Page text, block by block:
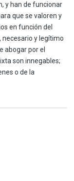
y han de funcionar
que se valoren y
en función del
necesario y legítimo
abogar por el
son innegables;
o de la